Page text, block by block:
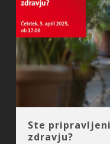
Ste
zdravju?